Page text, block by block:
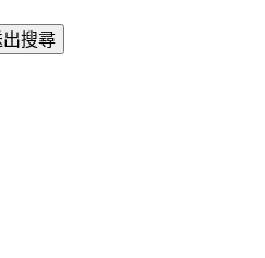
搜尋